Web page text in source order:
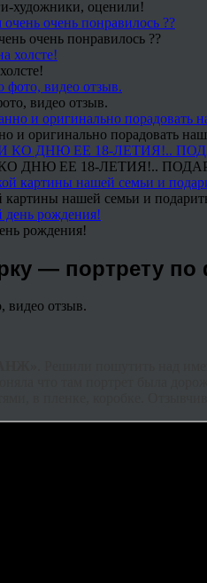
художники, оценили!
очень понравилось ??
видео отзыв.
и оригинально порадовать
ДНЮ ЕЕ 18-ЛЕТИЯ!..
нашей семьи и
рождения!
— портрету по